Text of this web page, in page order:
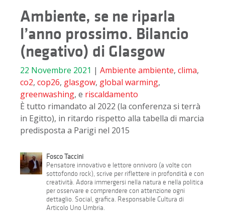
Ambiente, se ne riparla
l’anno prossimo. Bilancio
(negativo) di Glasgow
22 Novembre 2021 | Ambiente ambiente, clima,
co2, cop26, glasgow, global warming,
greenwashing, e riscaldamento
È tutto rimandato al 2022 (la conferenza si terrà
in Egitto), in ritardo rispetto alla tabella di marcia
predisposta a Parigi nel 2015
Fosco Taccini
Pensatore innovativo e lettore onnivoro (a volte con
sottofondo rock), scrive per riflettere in profondità e con
creatività. Adora immergersi nella natura e nella politica
per osservare e comprendere con attenzione ogni
dettaglio. Social, grafica. Responsabile Cultura di
Articolo Uno Umbria.